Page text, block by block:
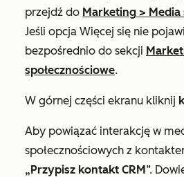
przejdź do Marketing > Media
Jeśli opcja Więcej się nie
bezpośrednio do sekcji
społecznościowe.
W górnej części ekranu kliknij
Aby powiązać interakcję w
społecznościowych z
„Przypisz kontakt CRM”.